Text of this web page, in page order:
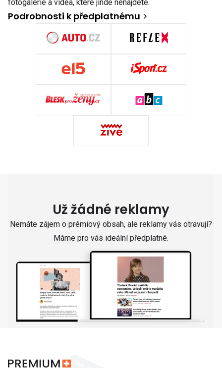
fotogalerie a videa, které jinde nenajdete.
Podrobnosti k předplatnému
Už žádné reklamy
Nemáte zájem o prémiový obsah, ale reklamy vás otravují?
Máme pro vás ideální předplatné.